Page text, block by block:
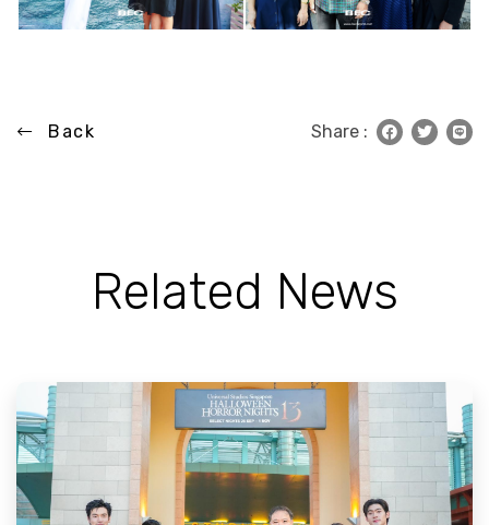
Back Share :
Related News